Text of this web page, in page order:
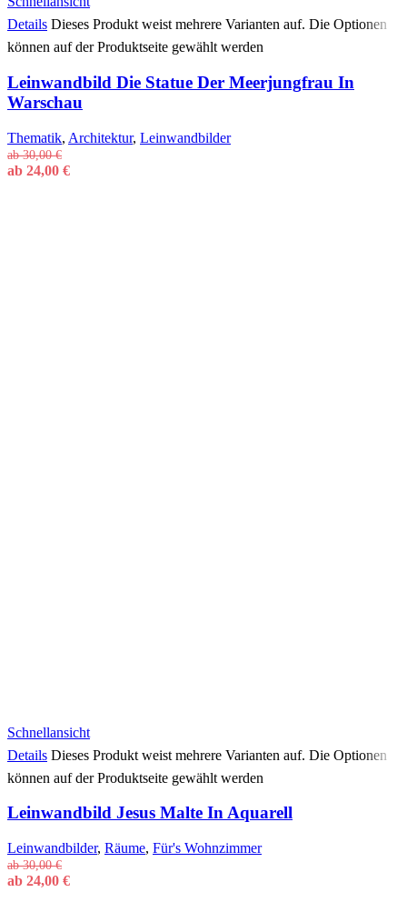
Details Dieses Produkt weist mehrere Varianten auf. Die Optionen
können auf der Produktseite gewählt werden
Leinwandbild Die Statue Der Meerjungfrau In
Warschau
Thematik, Architektur, Leinwandbilder
ab30,00€
ab 24,00 €
Schnellansicht
Details Dieses Produkt weist mehrere Varianten auf. Die Optionen
können auf der Produktseite gewählt werden
Leinwandbild Jesus Malte In Aquarell
Leinwandbilder, Räume, Für's Wohnzimmer
ab30,00€
ab 24,00 €